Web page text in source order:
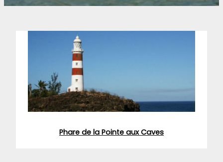
Phare de la Pointe aux Caves